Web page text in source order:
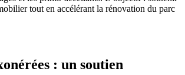
tout en accélérant la rénovation du parc
: un soutien